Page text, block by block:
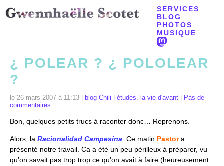
SERVICES
BLOG
PHOTOS
MUSIQUE
¿ POLEAR ? ¿ POLOLEAR
?
le 26 mars 2007 à 11:13 | blog Chili études la vie d'avant
Pas de
commentaires
Bon, quelques petits trucs à raconter donc… Reprenons.
Alors, la Racionalidad Campesina . Ce matin Pastora
présenté notre travail. Ca a été un peu périlleux à préparer, vu
qu’on savait pas trop trop ce qu’on avait à faire (heureusement